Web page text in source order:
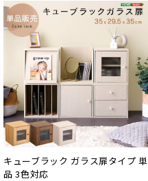
キューブラック ガラス扉タイプ 単
品 3色対応